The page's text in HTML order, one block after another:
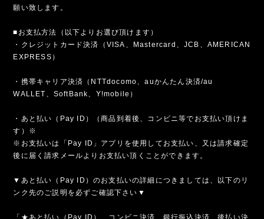
願い致します。
■お支払方法（以下よりお選び頂けます）
・クレジットカード決済（VISA、Mastercard、JCB、AMERICAN
EXPRESS）
・携帯キャリア決済（NTTdocomo、auかんたん決済/au
WALLET、SoftBank、Y!mobile）
・あと払い（Pay ID）（商品到着後、コンビニ等でお支払い頂けま
す）※
※お支払いは「Pay ID」アプリを使用してお支払い、又は請求確定
後に届く請求メールよりお支払い頂くことができます。
▼あと払い（Pay ID）のお支払いの詳細につきましては、以下のリ
ンク先のご説明を必ずご確認下さい▼
「★あと払い（Pay ID）、コンビニ決済、銀行振込決済、後払い決